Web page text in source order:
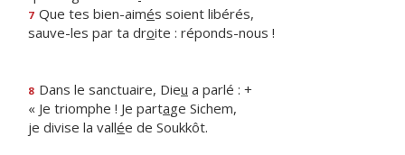
7 Que tes bien-aimés soient libérés,
sauve-les par ta droite : réponds-nous !
8 Dans le sanctuaire, Dieu a parlé : +
« Je triomphe ! Je partage Sichem,
je divise la vallée de Soukkôt.